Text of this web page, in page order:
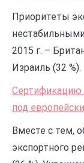
Приоритеты
2015 г. –
Израиль (32 %).
Сертификацию
под
Вместе с тем,
экспортного